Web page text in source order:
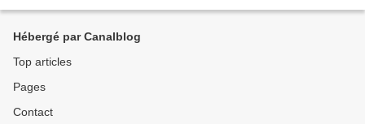
Hébergé par Canalblog
Top articles
Pages
Contact